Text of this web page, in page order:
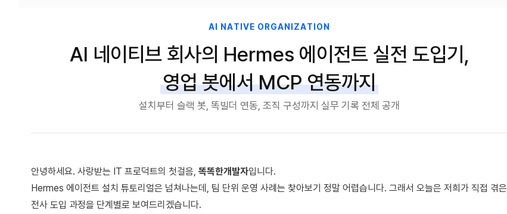
AI NATIVE ORGANIZATION
AI 네이티브 회사의 Hermes 에이전트 실전 도입기,
영업 봇에서 MCP 연동까지
설치부터 슬랙 봇, 똑빌더 연동, 조직 구성까지 실무 기록 전체 공개
안녕하세요. 사랑받는 IT 프로덕트의 첫걸음, 똑똑한개발자입니다.
Hermes 에이전트 설치 튜토리얼은 넘쳐나는데, 팀 단위 운영 사례는 찾아보기 정말 어렵습니다. 그래서 오늘은 저희가 직접 겪은
전사 도입 과정을 단계별로 보여드리겠습니다.